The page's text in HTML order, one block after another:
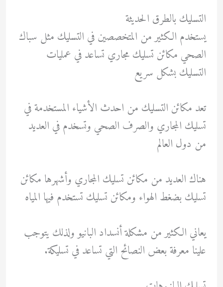
التسليك بالطرق الحديثة
يستخدم الكثير من المتخصصين في التسليك مثل سباك
الصحي مكائن تسليك مجاري تساعد في عمليات
التسليك بشكل سريع
تعد مكائن التسليك من احدث الأشياء المستخدمة في
تسليك المجاري والصرف الصحي وتسخدم في العديد
من دول العالم
هناك العديد من مكائن تسليك المجاري وأشهرها مكائن
تسليك بضغط الهواء ومكائن تسليك تستخدم فيها المياه
يعاني الكثير من مشكلة أنسداد البانيو ولذلك يتوجب
علينا معرفة بعض النصائح التي تساعد في تسليكة.